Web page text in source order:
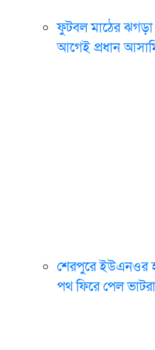
ফুটবল মাঠের ঝগড়া
আগেই প্রধান আসামি
শেরপুরে ইউএনওর
পথ ফিরে পেল